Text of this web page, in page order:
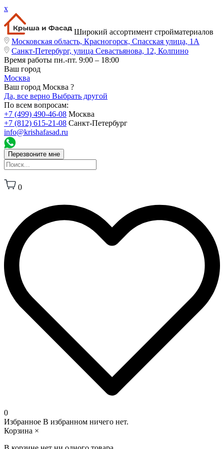
x
Широкий ассортимент стройматериалов
Московская область, Красногорск, Спасская улица, 1А
Санкт-Петербург, улица Севастьянова, 12, Колпино
Время работы пн.-пт. 9:00 – 18:00
Ваш город
Москва
Ваш город Москва ?
Да, все верно Выбрать другой
По всем вопросам:
+7 (499) 490-46-08 Москва
+7 (812) 615-21-08 Санкт-Петербург
info@krishafasad.ru
Перезвоните мне
0
0
Избранное В избранном ничего нет.
Корзина ×